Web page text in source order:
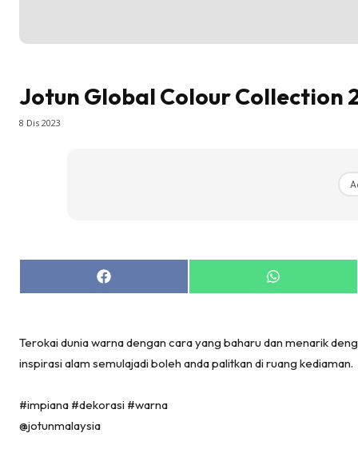
Jotun Global Colour Collection
8 Dis 2023
Share
on
Share
on
Terokai dunia warna dengan cara yang baharu dan menarik
inspirasi alam semulajadi boleh anda palitkan di ruang kediaman.
#impiana #dekorasi #warna
@jotunmalaysia